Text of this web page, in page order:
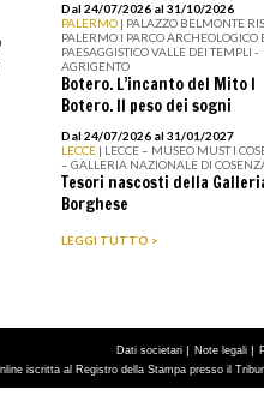
Dal 24/07/2026 al 31/10/2026
PALERMO | PALAZZO BELMONTE
PALERMO I PARCO ARCHEOLOGICO
PAESAGGISTICO VALLE DEI TEMPLI -
AGRIGENTO
Botero. L’incanto del Mito I
Botero. Il peso dei sogni
Dal 24/07/2026 al 31/01/2027
LECCE | LECCE – MUSEO MUST I
– GALLERIA NAZIONALE DI
Tesori nascosti della
Borghese
LEGGI TUTTO >
Dati societari | Note legali |
iscritta al Registro della Stampa presso il